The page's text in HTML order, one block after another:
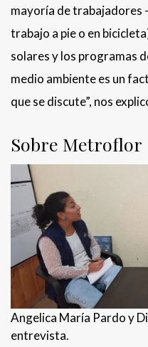
mayoría de trabajadores
trabajo a pie o en
solares y los programas
medio ambiente es un
que se discute”, nos
Sobre Metroflor
Angelica María Pardo y
entrevista.